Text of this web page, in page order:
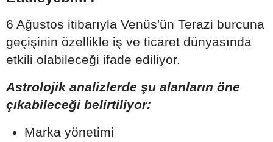
6 Ağustos itibarıyla Venüs'ün Terazi burcuna
geçişinin özellikle iş ve ticaret dünyasında
etkili olabileceği ifade ediliyor.
Astrolojik analizlerde şu alanların öne
çıkabileceği belirtiliyor:
Marka yönetimi